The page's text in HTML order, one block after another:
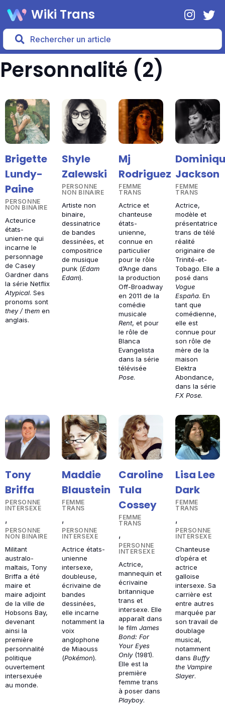
Wiki Trans
Personnalité (2)
Brigette
Lundy-
Paine
PERSONNE
NON BINAIRE
Acteurice
états-
unien·ne qui
incarne le
personnage
de Casey
Gardner dans
la série Netflix
Atypical. Ses
pronoms sont
they / them en
anglais.
Shyle
Zalewski
PERSONNE
NON BINAIRE
Artiste non
binaire,
dessinatrice
de bandes
dessinées, et
compositrice
de musique
punk (Edam
Edam).
Mj
Rodriguez
FEMME
TRANS
Actrice et
chanteuse
états-
unienne,
connue en
particulier
pour le rôle
d’Ange dans
la production
Off-Broadway
en 2011 de la
comédie
musicale
Rent, et pour
le rôle de
Blanca
Evangelista
dans la série
télévisée
Pose.
Jackson
FEMME
TRANS
Actrice,
modèle et
présentatrice
trans de télé
réalité
originaire de
Trinité-et-
Tobago. Elle a
posé dans
Vogue
España. En
tant que
comédienne,
elle est
connue pour
son rôle de
mère de la
maison
Elektra
Abondance,
dans la série
FX Pose.
Tony
Briffa
PERSONNE
INTERSEXE
,
PERSONNE
NON BINAIRE
Militant
australo-
maltais, Tony
Briffa a été
maire et
maire adjoint
de la ville de
Hobsons Bay,
devenant
ainsi la
première
personnalité
politique
ouvertement
intersexuée
au monde.
Maddie
Blaustein
FEMME
TRANS
,
PERSONNE
INTERSEXE
Actrice états-
unienne
intersexe,
doubleuse,
écrivaine de
bandes
dessinées,
elle incarne
notamment la
voix
anglophone
de Miaouss
(Pokémon).
Caroline
Tula
Cossey
FEMME
TRANS
,
PERSONNE
INTERSEXE
Actrice,
mannequin et
écrivaine
britannique
trans et
intersexe. Elle
apparaît dans
le film James
Bond: For
Your Eyes
Only(1981).
Elle est la
première
femme trans
à poser dans
Playboy.
Lisa Lee
Dark
FEMME
TRANS
,
PERSONNE
INTERSEXE
Chanteuse
d’opéra et
actrice
galloise
intersexe. Sa
carrière est
entre autres
marquée par
son travail de
doublage
musical,
notamment
dans Buffy
the Vampire
Slayer.